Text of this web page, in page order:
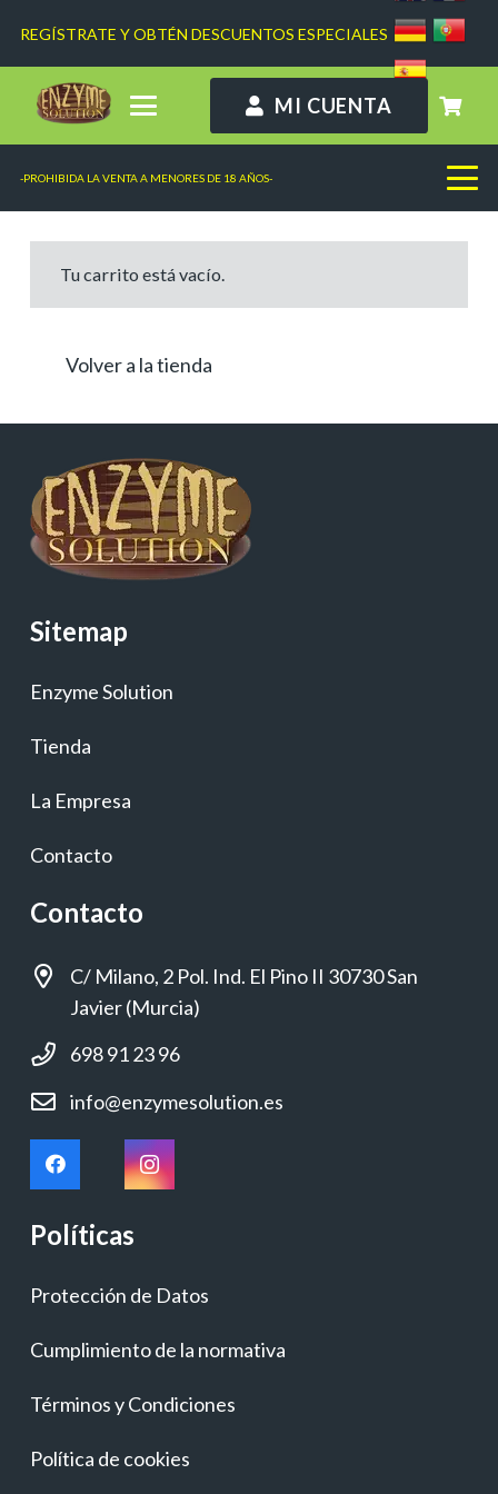
REGÍSTRATE Y OBTÉN DESCUENTOS ESPECIALES
MI CUENTA
-PROHIBIDA LA VENTA A MENORES DE 18 AÑOS-
Tu carrito está vacío.
Volver a la tienda
Sitemap
Enzyme Solution
Tienda
La Empresa
Contacto
Contacto
C/ Milano, 2 Pol. Ind. El Pino II 30730 San
Javier (Murcia)
698 91 23 96
info@enzymesolution.es
Políticas
Protección de Datos
Cumplimiento de la normativa
Términos y Condiciones
Política de cookies